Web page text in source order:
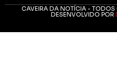
CAVEIRA DA NOTÍCIA - TODOS
DESENVOLVIDO POR